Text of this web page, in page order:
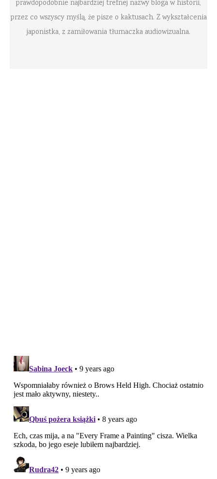
prawdopodobnie najbardziej trefnej nazwy bloga w historii,
przez co wszyscy myślą, że pisze o kaktusach. Z wykształcenia
japonistka, z zamiłowania tłumaczka audiowizualna.